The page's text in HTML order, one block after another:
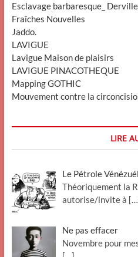
Esclavage barbaresque_ Derville
Fraîches Nouvelles
Jaddo.
LAVIGUE
Lavigue Maison de plaisirs
LAVIGUE PINACOTHEQUE
Mapping GOTHIC
Mouvement contre la
LIRE
Le Pétrole
Théoriquement la
autorise/invite à
Ne pas effacer
Novembre pour